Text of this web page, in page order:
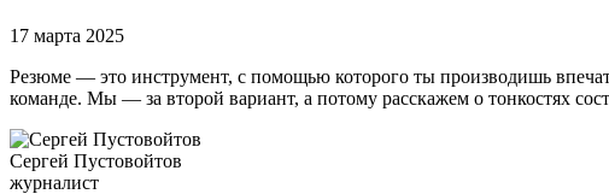
17 марта 2025
Резюме — это инструмент, с помощью которого ты производишь
команде. Мы — за второй вариант, а потому расскажем о тонкостях
Сергей Пустовойтов
журналист